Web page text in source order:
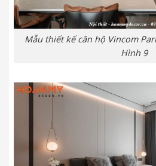
Mẫu thiết kế căn hộ Vincom
Hình 9